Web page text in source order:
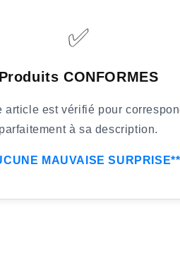
✅
Produits CONFORMES
article est vérifié pour
parfaitement à sa description.
MAUVAISE SURPRISE**